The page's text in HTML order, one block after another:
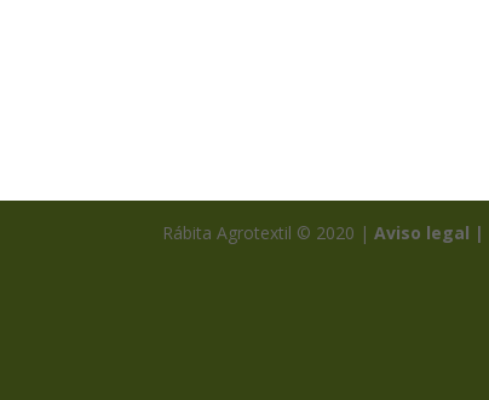
Rábita Agrotextil © 2020 |Aviso legal |